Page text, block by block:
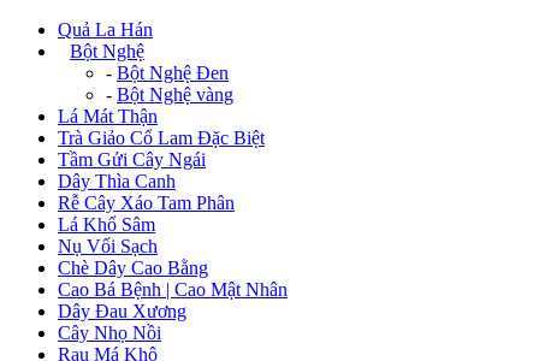
Quả La Hán
Bột Nghệ
- Bột Nghệ Đen
- Bột Nghệ vàng
Lá Mát Thận
Trà Giảo Cổ Lam Đặc Biệt
Tầm Gửi Cây Ngái
Dây Thìa Canh
Rễ Cây Xáo Tam Phân
Lá Khổ Sâm
Nụ Vối Sạch
Chè Dây Cao Bằng
Cao Bá Bệnh | Cao Mật Nhân
Dây Đau Xương
Cây Nhọ Nồi
Rau Má Khô